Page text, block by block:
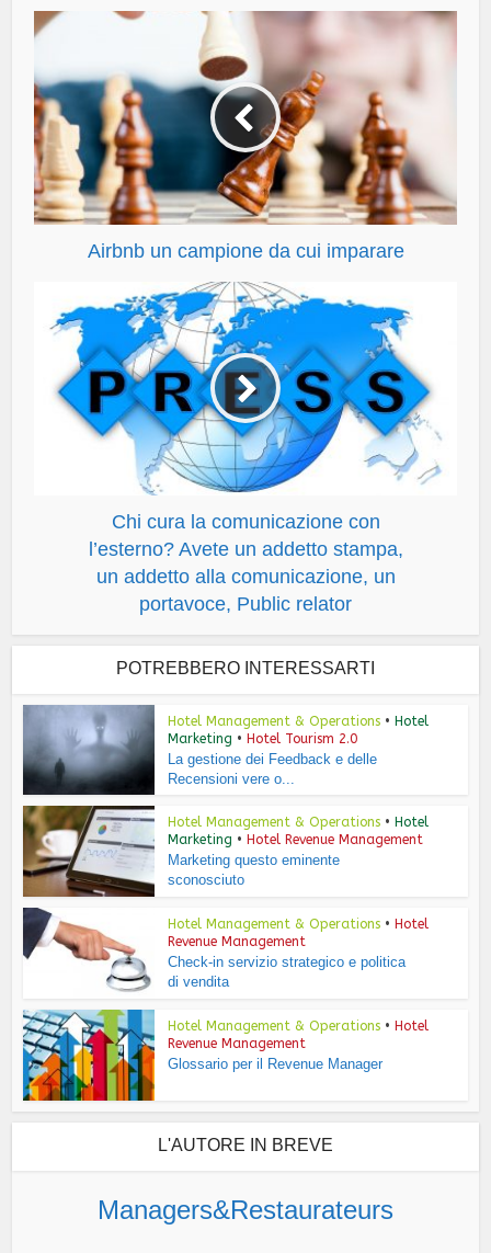
Airbnb un campione da cui imparare
Chi cura la comunicazione con
l’esterno? Avete un addetto stampa,
un addetto alla comunicazione, un
portavoce, Public relator
POTREBBERO INTERESSARTI
Hotel Management & Operations • Hotel
Marketing • Hotel Tourism 2.0
La gestione dei Feedback e delle
Recensioni vere o...
Hotel Management & Operations • Hotel
Marketing • Hotel Revenue Management
Marketing questo eminente
sconosciuto
Hotel Management & Operations • Hotel
Revenue Management
Check-in servizio strategico e politica
di vendita
Hotel Management & Operations • Hotel
Revenue Management
Glossario per il Revenue Manager
L'AUTORE IN BREVE
Managers&Restaurateurs